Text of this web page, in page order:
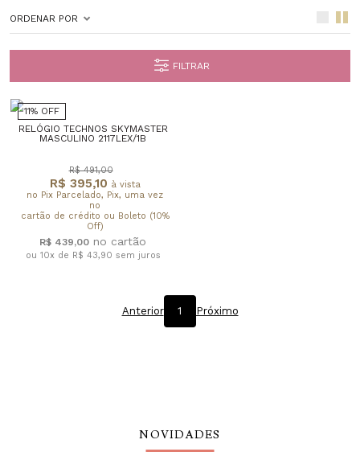
ORDENAR POR
FILTRAR
11% OFF
RELÓGIO TECHNOS SKYMASTER
MASCULINO 2117LEX/1B
R$ 395,10 à vista
no Pix Parcelado, Pix, uma vez
no
cartão de crédito ou Boleto (10%
Off)
R$ 491,00
R$ 439,00
ou 10x de R$ 43,90 sem juros
Anterior 1 Próximo
NOVIDADES